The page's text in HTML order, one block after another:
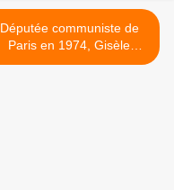
Députée communiste de
Paris en 1974, Gisèle
Moreau revenait sur la